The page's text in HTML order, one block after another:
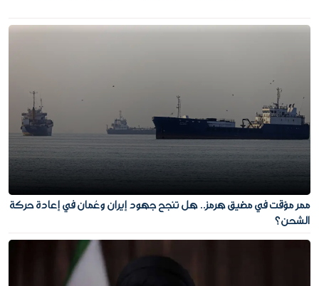
ممر مؤقت في مضيق هرمز.. هل تنجح جهود إيران وعُمان في إعادة حركة
الشحن؟